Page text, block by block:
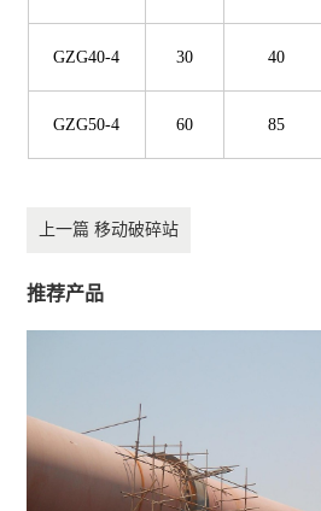
GZG40-4 30 40
GZG50-4 60 85
上一篇 移动破碎站
推荐产品